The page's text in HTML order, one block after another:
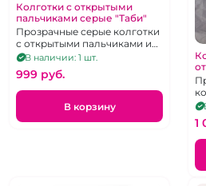
Колготки с открытыми
пальчиками серые "Таби"
Прозрачные серые колготки
с открытыми пальчиками и
отделённым большим
пальчиком
В наличии: 1 шт.
999 pуб.
В корзину
1